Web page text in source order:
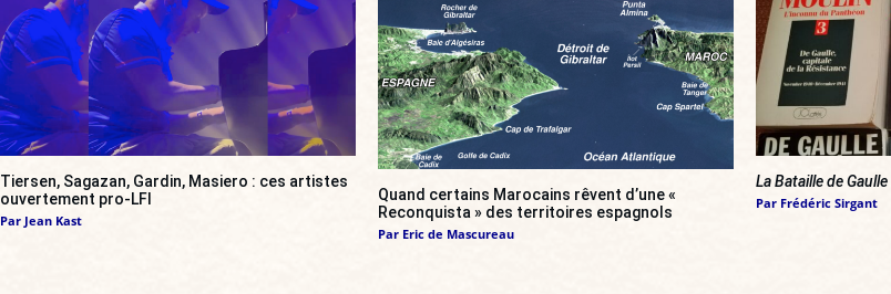
Tiersen, Sagazan, Gardin, Masiero : ces artistes
ouvertement pro-LFI
Par Jean Kast
Quand certains Marocains rêvent d’une «
Reconquista » des territoires espagnols
Par Eric de Mascureau
La Bataille de Gaulle
Par Frédéric Sirgant